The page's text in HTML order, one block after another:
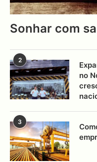
Sonhar com
2
no
3